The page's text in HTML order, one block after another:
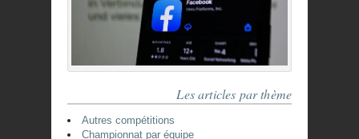
Les articles par thème
Autres compétitions
Championnat par équipe